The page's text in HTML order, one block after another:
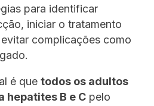
para identificar
iniciar o tratamento
complicações como
é que todos os adultos
hepatites B e C pelo